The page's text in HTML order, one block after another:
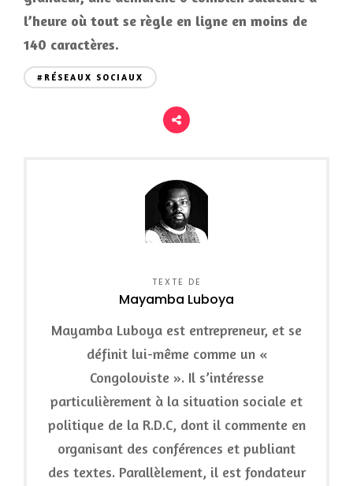
l’heure où tout se règle en ligne en moins de
140 caractères.
#RÉSEAUX SOCIAUX
TEXTE DE
Mayamba Luboya
Mayamba Luboya est entrepreneur, et se
définit lui-même comme un «
Congoloviste ». Il s’intéresse
particulièrement à la situation sociale et
politique de la R.D.C, dont il commente en
organisant des conférences et publiant
des textes. Parallèlement, il est fondateur